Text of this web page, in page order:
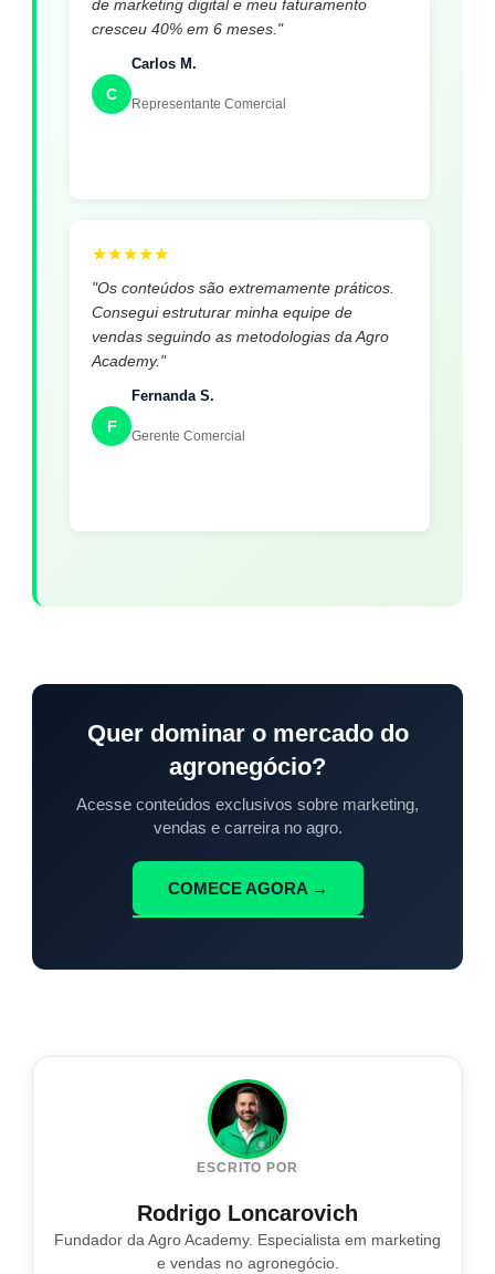
de marketing digital e meu faturamento
cresceu 40% em 6 meses."
C
Carlos M.
Representante Comercial
★★★★★
"Os conteúdos são extremamente práticos.
Consegui estruturar minha equipe de
vendas seguindo as metodologias da Agro
Academy."
F
Fernanda S.
Gerente Comercial
Quer dominar o mercado do
agronegócio?
Acesse conteúdos exclusivos sobre marketing,
vendas e carreira no agro.
COMECE AGORA →
ESCRITO POR
Rodrigo Loncarovich
Fundador da Agro Academy. Especialista em marketing
e vendas no agronegócio.